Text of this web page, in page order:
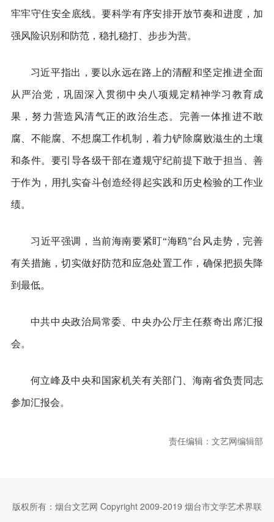
牢牢守住安全底线。要科学有序安排开放节奏和进度，加
强风险识别和防范，稳扎稳打、步步为营。
习近平指出，要以永远在路上的清醒和坚定推进全面
从严治党，巩固深入贯彻中央八项规定精神学习教育成
果，努力营造风清气正的政治生态。完善一体推进不敢
腐、不能腐、不想腐工作机制，着力铲除腐败滋生的土壤
和条件。要引导各级干部在遵规守纪前提下敢于担当、善
于作为，用扎实奋斗创造经得起实践和历史检验的工作业
绩。
习近平强调，当前海南要紧盯“海鸥”台风走势，完善
有关措施，切实做好防范和应急处置工作，确保把损失降
到最低。
中共中央政治局常委、中央办公厅主任蔡奇出席汇报
会。
何立峰及中央和国家机关有关部门、海南省负责同志
参加汇报会。
责任编辑：文艺网编辑部
版权所有：烟台文艺网 Copyright 2009-2019 烟台市文学艺术界联